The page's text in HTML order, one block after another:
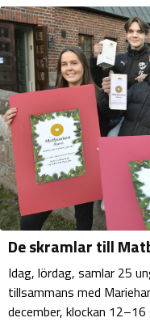
De skramlar till
Idag, lördag, samlar 25
tillsammans med
december, klockan